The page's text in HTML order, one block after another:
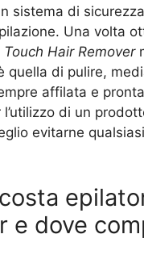
sistema di
Una volta
Touch Hair Remover
quella di pulire,
affilata e
di un
evitarne
e dove